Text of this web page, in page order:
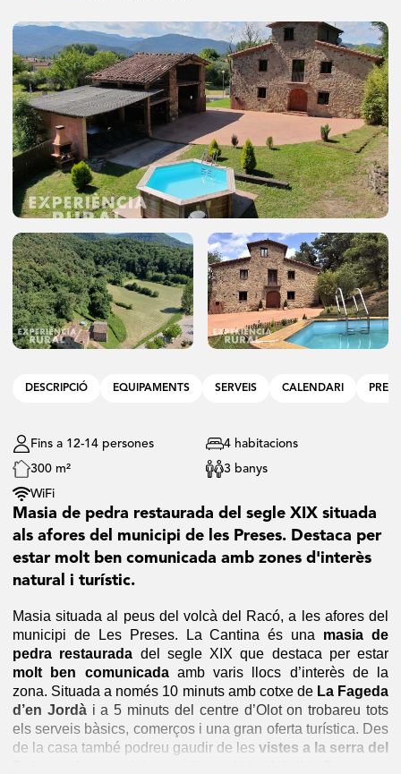
DESCRIPCIÓ EQUIPAMENTS SERVEIS CALENDARI
Fins a 12-14 persones
4 habitacions
300 m²
3 banys
WiFi
Masia de pedra restaurada del segle XIX situada
als afores del municipi de les Preses. Destaca per
estar molt ben comunicada amb zones d'interès
natural i turístic.
Masia situada al peus del volcà del Racó, a les afores del
municipi de Les Preses. La Cantina és una masia de
pedra restaurada del segle XIX que destaca per estar
molt ben comunicadaamb varis llocs d’interès de la
zona. Situada a només 10 minuts amb cotxe de La Fageda
d’en Jordài a 5 minuts del centre d’Olot on trobareu tots
els serveis bàsics, comerços i una gran oferta turística. Des
de la casa també podreu gaudir de les vistes a la serra del